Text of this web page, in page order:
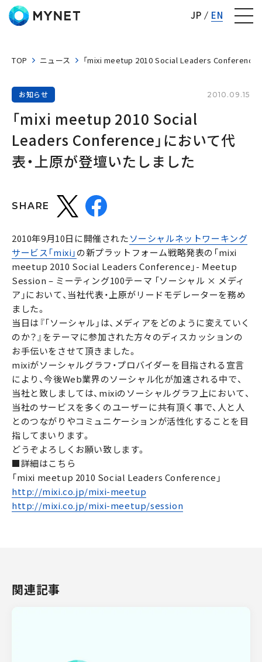
JP EN
TOP ニュース 「mixi meetup 2010 Social Leaders Conference
お知らせ 2010.09.15
「mixi meetup 2010 Social
Leaders Conference」において代
表・上原が登壇いたしました
SHARE
2010年9月10日に開催されたソーシャルネットワーキング
サービス「mixi」の新プラットフォーム戦略発表の「mixi
meetup 2010 Social Leaders Conference」- Meetup
Session – ミーティング100テーマ 「ソーシャル × メディ
ア」において、当社代表・上原がリードモデレーターを務め
ました。
当日は『「ソーシャル」は、メディアをどのように変えていく
のか？』をテーマに参加された方々のディスカッションの
お手伝いをさせて頂きました。
mixiがソーシャルグラフ・プロバイダーを目指される宣言
により、今後Web業界のソーシャル化が加速される中で、
当社と致しましては、mixiのソーシャルグラフ上において、
当社のサービスを多くのユーザーに共有頂く事で、人と人
とのつながりやコミュニケーションが活性化することを目
指してまいります。
どうぞよろしくお願い致します。
■詳細はこちら
「mixi meetup 2010 Social Leaders Conference」
http://mixi.co.jp/mixi-meetup
http://mixi.co.jp/mixi-meetup/session
関連記事